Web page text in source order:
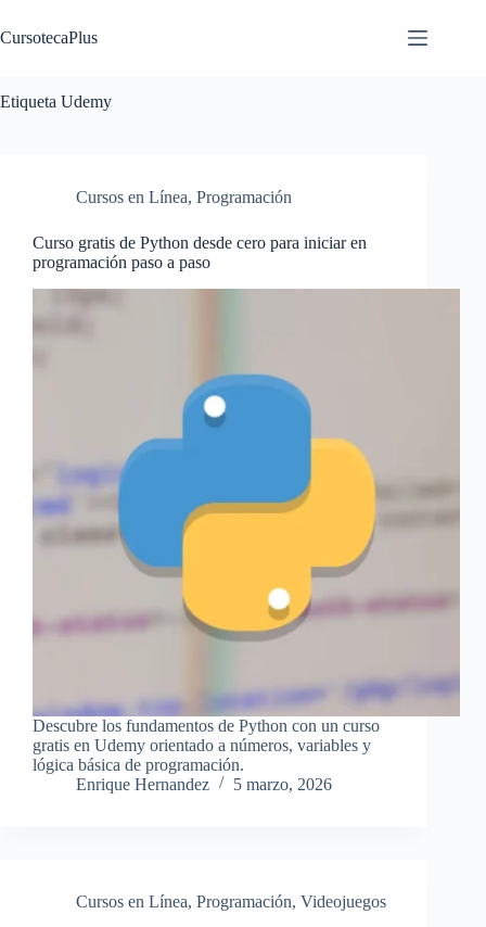
al
contenido
CursotecaPlus
Etiqueta Udemy
Cursos en Línea, Programación
Curso gratis de Python desde cero para iniciar en
programación paso a paso
Descubre los fundamentos de Python con un curso
gratis en Udemy orientado a números, variables y
lógica básica de programación.
Enrique Hernandez
5 marzo, 2026
Cursos en Línea, Programación, Videojuegos